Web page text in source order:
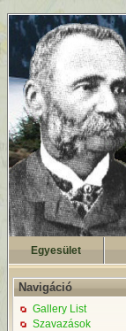
Egyesület
Navigáció
Gallery List
Szavazások